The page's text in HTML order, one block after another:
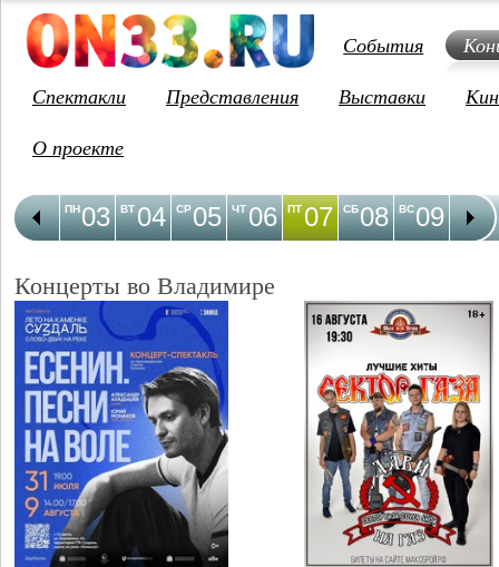
События
Спектакли
Представления Выставки
О проекте
03
ПН 04
ВТ 05
СР 06
ЧТ 07
ПТ 08
СБ 09
ВС 10
ПН
Концерты во Владимире